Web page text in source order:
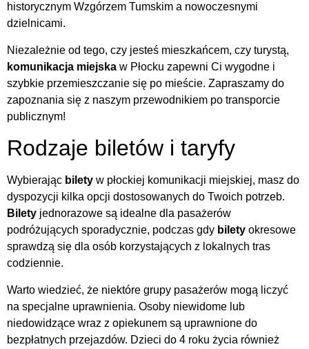
historycznym Wzgórzem Tumskim a nowoczesnymi
dzielnicami.
Niezależnie od tego, czy jesteś mieszkańcem, czy turystą,
komunikacja miejska w Płocku zapewni Ci wygodne i
szybkie przemieszczanie się po mieście. Zapraszamy do
zapoznania się z naszym przewodnikiem po transporcie
publicznym!
Rodzaje biletów i taryfy
Wybierając bilety w płockiej komunikacji miejskiej, masz do
dyspozycji kilka opcji dostosowanych do Twoich potrzeb.
Bilety jednorazowe są idealne dla pasażerów
podróżujących sporadycznie, podczas gdy bilety okresowe
sprawdzą się dla osób korzystających z lokalnych tras
codziennie.
Warto wiedzieć, że niektóre grupy pasażerów mogą liczyć
na specjalne uprawnienia. Osoby niewidome lub
niedowidzące wraz z opiekunem są uprawnione do
bezpłatnych przejazdów. Dzieci do 4 roku życia również